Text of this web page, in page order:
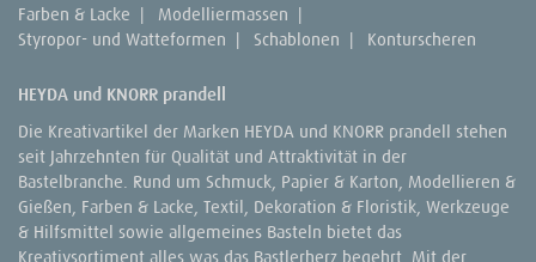
Farben & Lacke | Modelliermassen |
Styropor- und Watteformen | Schablonen | Konturscheren
HEYDA und KNORR prandell
Die Kreativartikel der Marken HEYDA und KNORR prandell stehen
seit Jahrzehnten für Qualität und Attraktivität in der
Bastelbranche. Rund um Schmuck, Papier & Karton, Modellieren &
Gießen, Farben & Lacke, Textil, Dekoration & Floristik, Werkzeuge
& Hilfsmittel sowie allgemeines Basteln bietet das
Kreativsortiment alles was das Bastlerherz begehrt. Mit der